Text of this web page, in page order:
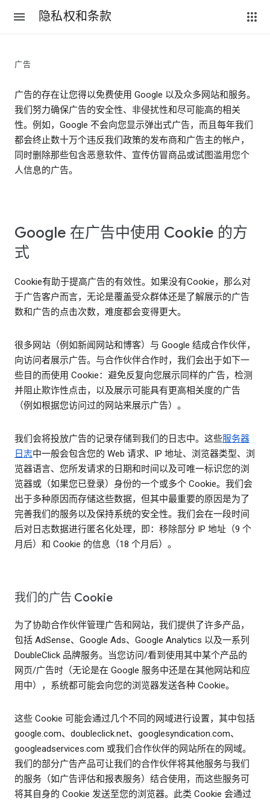
隐私权和条款
广告
广告的存在让您得以免费使用 Google 以及众多网站和服务。
我们努力确保广告的安全性、非侵扰性和尽可能高的相关
性。例如，Google 不会向您显示弹出式广告，而且每年我们
都会终止数十万个违反我们政策的发布商和广告主的帐户，
同时删除那些包含恶意软件、宣传仿冒商品或试图滥用您个
人信息的广告。
Google 在广告中使用 Cookie 的方
式
Cookie有助于提高广告的有效性。如果没有Cookie，那么对
于广告客户而言，无论是覆盖受众群体还是了解展示的广告
数和广告的点击次数，难度都会变得更大。
很多网站（例如新闻网站和博客）与 Google 结成合作伙伴，
向访问者展示广告。与合作伙伴合作时，我们会出于如下一
些目的而使用 Cookie：避免反复向您展示同样的广告，检测
并阻止欺诈性点击，以及展示可能具有更高相关度的广告
（例如根据您访问过的网站来展示广告）。
我们会将投放广告的记录存储到我们的日志中。这些服务器
日志中一般会包含您的 Web 请求、IP 地址、浏览器类型、浏
览器语言、您所发请求的日期和时间以及可唯一标识您的浏
览器或（如果您已登录）身份的一个或多个 Cookie。我们会
出于多种原因而存储这些数据，但其中最重要的原因是为了
完善我们的服务以及保持系统的安全性。我们会在一段时间
后对日志数据进行匿名化处理，即：移除部分 IP 地址（9 个
月后）和 Cookie 的信息（18 个月后）。
我们的广告 Cookie
为了协助合作伙伴管理广告和网站，我们提供了许多产品，
包括 AdSense、Google Ads、Google Analytics 以及一系列
DoubleClick 品牌服务。当您访问/看到使用其中某个产品的
网页/广告时（无论是在 Google 服务中还是在其他网站和应
用中），系统都可能会向您的浏览器发送各种 Cookie。
这些 Cookie 可能会通过几个不同的网域进行设置，其中包括
google.com、doubleclick.net、googlesyndication.com、
googleadservices.com 或我们合作伙伴的网站所在的网域。
我们的部分广告产品可让我们的合作伙伴将其他服务与我们
的服务（如广告评估和报表服务）结合使用，而这些服务可
将其自身的 Cookie 发送至您的浏览器。此类 Cookie 会通过